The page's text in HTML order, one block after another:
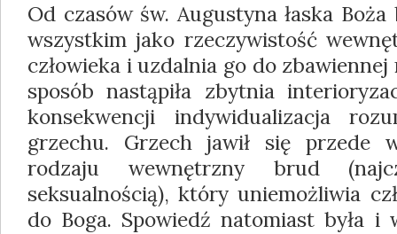
Od czasów św. Augustyna łaska
wszystkim jako rzeczywistość
człowieka i uzdalnia go do
sposób nastąpiła zbytnia
konsekwencji indywidualizacja
grzechu. Grzech jawił się przede
rodzaju wewnętrzny brud
seksualnością), który uniemożliwia
do Boga. Spowiedź natomiast była i